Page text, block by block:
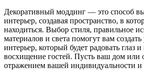
Декоративный моддинг — это способ
интерьер, создавая пространство, в
находиться. Выбор стиля, правильное
материалов и света помогут вам
интерьер, который будет радовать глаз
восхищение гостей. Пусть ваш дом или
отражением вашей индивидуальности и